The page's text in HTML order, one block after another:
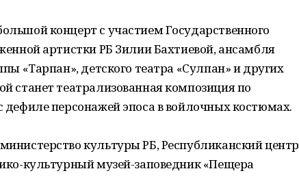
концерт с участием Государственного
артистки РБ Зилии Бахтиевой, ансамбля
«Тарпан», детского театра «Сулпан» и других
станет театрализованная композиция по
персонажей эпоса в войлочных костюмах.
культуры РБ, Республиканский центр
культурный музей-заповедник «Пещера